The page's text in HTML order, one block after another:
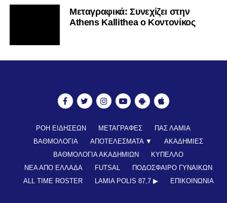
Mεταγραφικά: Συνεχίζει στην
Athens Kallithea ο Κοντονίκος
ΡΟΗ ΕΙΔΗΣΕΩΝ ΜΕΤΑΓΡΑΦΕΣ
ΠΑΣ ΛΑΜΙΑ
ΒΑΘΜΟΛΟΓΙΑ
ΑΠΟΤΕΛΕΣΜΑΤΑ ▼
ΑΚΑΔΗΜΙΕΣ
ΒΑΘΜΟΛΟΓΙΑ ΑΚΑΔΗΜΙΩΝ
ΚΥΠΕΛΛΟ
ΝΕΑ ΑΠΟ ΕΛΛΑΔΑ
FUTSAL
ΠΟΔΟΣΦΑΙΡΟ ΓΥΝΑΙΚΩΝ
ALL TIME ROSTER
LAMIA POLIS 87,7 ▶︎ ΕΠΙΚΟΙΝΩΝΊΑ